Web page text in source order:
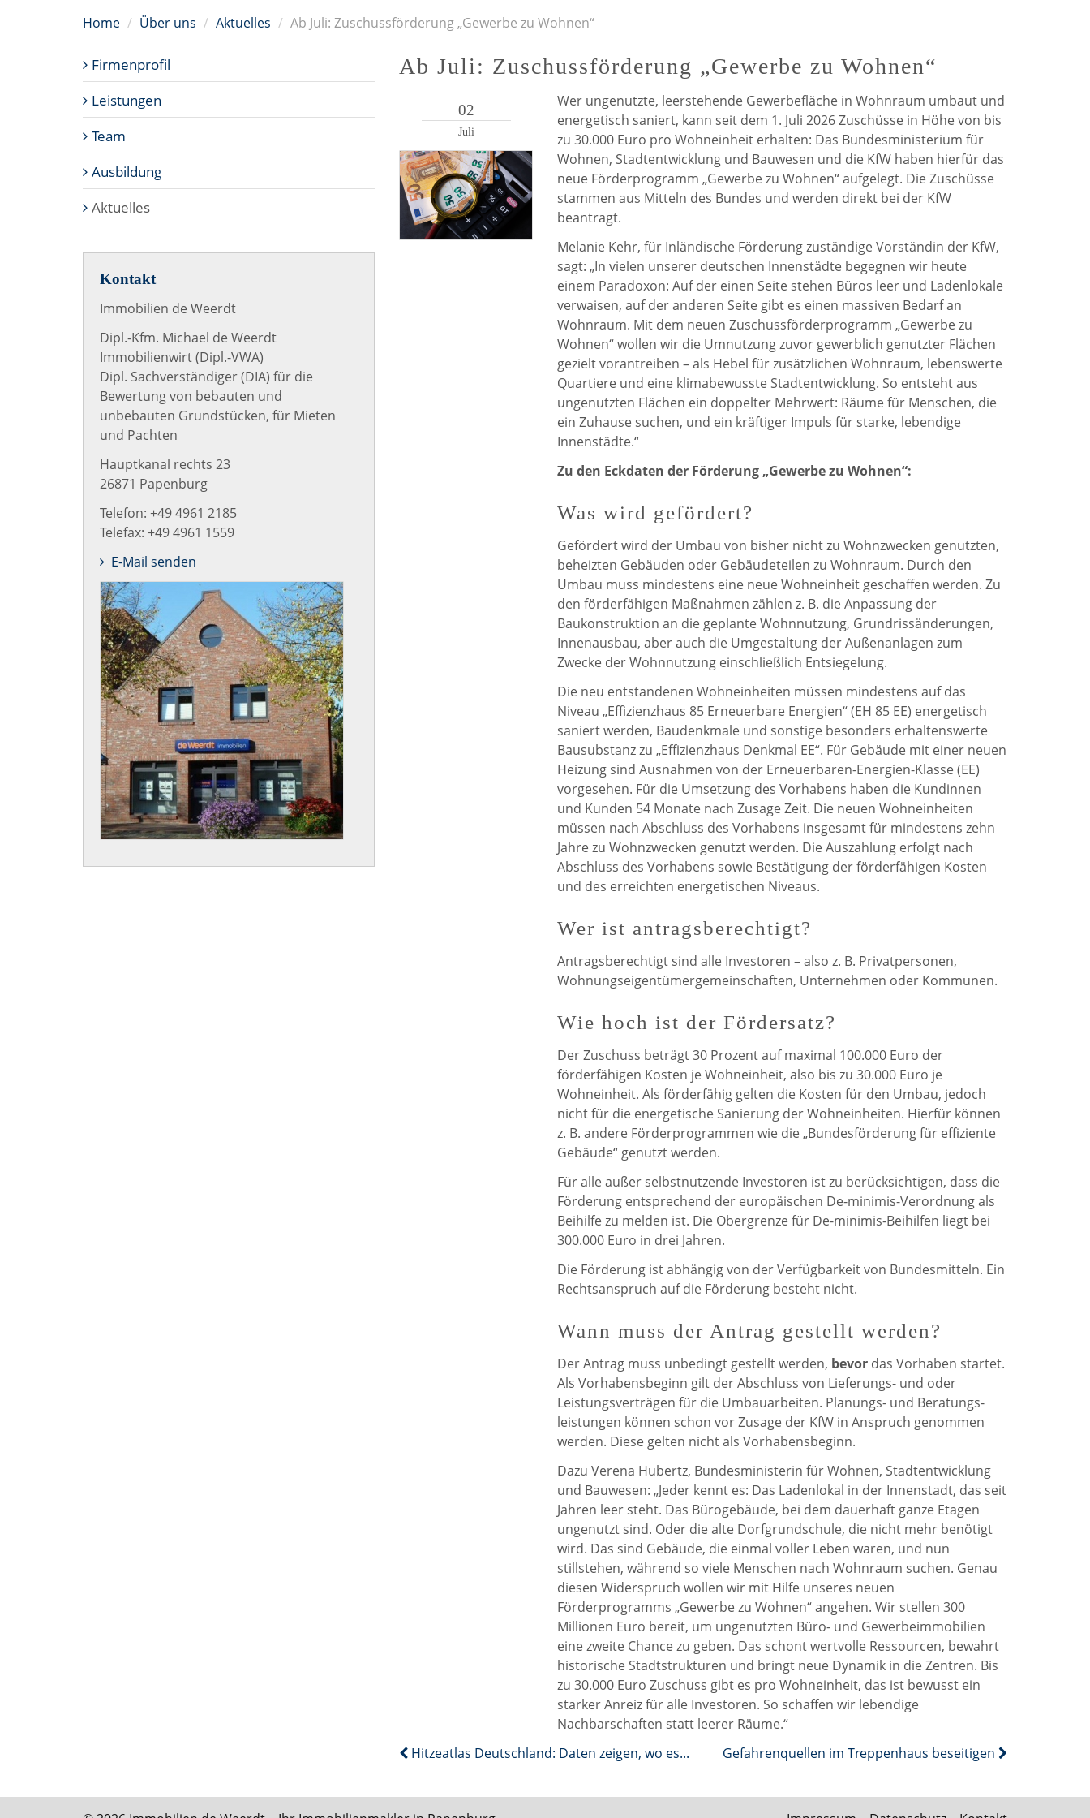
auf
Facebook
auf
Twitter
Home Über uns Aktuelles Ab Juli: Zuschussförderung „Gewerbe zu Wohnen“
Ab Juli: Zuschussförderung „Gewerbe zu Wohnen“
02
Juli
Wer ungenutzte, leerstehende Gewerbefläche in Wohnraum umbaut und
energetisch saniert, kann seit dem 1. Juli 2026 Zuschüsse in Höhe von bis
zu 30.000 Euro pro Wohneinheit erhalten: Das Bundesministerium für
Wohnen, Stadtentwicklung und Bauwesen und die KfW haben hierfür das
neue Förderprogramm „Gewerbe zu Wohnen“ aufgelegt. Die Zuschüsse
stammen aus Mitteln des Bundes und werden direkt bei der KfW
beantragt.
Melanie Kehr, für Inländische Förderung zuständige Vorständin der KfW,
sagt: „In vielen unserer deutschen Innenstädte begegnen wir heute
einem Paradoxon: Auf der einen Seite stehen Büros leer und Ladenlokale
verwaisen, auf der anderen Seite gibt es einen massiven Bedarf an
Wohnraum. Mit dem neuen Zuschussförderprogramm „Gewerbe zu
Wohnen“ wollen wir die Umnutzung zuvor gewerblich genutzter Flächen
gezielt vorantreiben – als Hebel für zusätzlichen Wohnraum, lebenswerte
Quartiere und eine klimabewusste Stadtentwicklung. So entsteht aus
ungenutzten Flächen ein doppelter Mehrwert: Räume für Menschen, die
ein Zuhause suchen, und ein kräftiger Impuls für starke, lebendige
Innenstädte.“
Zu den Eckdaten der Förderung „Gewerbe zu Wohnen“:
Was wird gefördert?
Gefördert wird der Umbau von bisher nicht zu Wohnzwecken genutzten,
beheizten Gebäuden oder Gebäudeteilen zu Wohnraum. Durch den
Umbau muss mindestens eine neue Wohneinheit geschaffen werden. Zu
den förderfähigen Maßnahmen zählen z. B. die Anpassung der
Baukonstruktion an die geplante Wohnnutzung, Grundrissänderungen,
Innenausbau, aber auch die Umgestaltung der Außenanlagen zum
Zwecke der Wohnnutzung einschließlich Entsiegelung.
Die neu entstandenen Wohneinheiten müssen mindestens auf das
Niveau „Effizienzhaus 85 Erneuerbare Energien“ (EH 85 EE) energetisch
saniert werden, Baudenkmale und sonstige besonders erhaltenswerte
Bausubstanz zu „Effizienzhaus Denkmal EE“. Für Gebäude mit einer neuen
Heizung sind Ausnahmen von der Erneuerbaren-Energien-Klasse (EE)
vorgesehen. Für die Umsetzung des Vorhabens haben die Kundinnen
und Kunden 54 Monate nach Zusage Zeit. Die neuen Wohn­einheiten
müssen nach Abschluss des Vorhabens insgesamt für mindestens zehn
Jahre zu Wohn­­zwecken genutzt werden. Die Auszahlung erfolgt nach
Abschluss des Vorhabens sowie Bestätigung der förderfähigen Kosten
und des erreichten energetischen Niveaus.
Wer ist antragsberechtigt?
Antragsberechtigt sind alle Investoren – also z. B. Privatpersonen,
Wohnungseigentümergemeinschaften, Unternehmen oder Kommunen.
Wie hoch ist der Fördersatz?
Der Zuschuss beträgt 30 Prozent auf maximal 100.000 Euro der
förderfähigen Kosten je Wohneinheit, also bis zu 30.000 Euro je
Wohneinheit. Als förderfähig gelten die Kosten für den Umbau, jedoch
nicht für die energetische Sanierung der Wohneinheiten. Hierfür können
z. B. andere Förderprogrammen wie die „Bundesförderung für effiziente
Gebäude“ genutzt werden.
Für alle außer selbstnutzende Investoren ist zu berücksichtigen, dass die
Förderung entsprechend der europäischen De-minimis-Verordnung als
Beihilfe zu melden ist. Die Obergrenze für De-minimis-Beihilfen liegt bei
300.000 Euro in drei Jahren.
Die Förderung ist abhängig von der Verfügbarkeit von Bundesmitteln. Ein
Rechtsanspruch auf die Förderung besteht nicht.
Wann muss der Antrag gestellt werden?
Der Antrag muss unbedingt gestellt werden, bevor das Vorhaben startet.
Als Vorhabens­beginn gilt der Abschluss von Lieferungs- und oder
Leistungs­verträgen für die Umbau­arbeiten. Planungs- und Beratungs­
leistungen können schon vor Zusage der KfW in Anspruch genommen
werden. Diese gelten nicht als Vorhabensbeginn.
Dazu Verena Hubertz, Bundesministerin für Wohnen, Stadtentwicklung
und Bauwesen: „Jeder kennt es: Das Ladenlokal in der Innenstadt, das seit
Jahren leer steht. Das Bürogebäude, bei dem dauerhaft ganze Etagen
ungenutzt sind. Oder die alte Dorfgrundschule, die nicht mehr benötigt
wird. Das sind Gebäude, die einmal voller Leben waren, und nun
stillstehen, während so viele Menschen nach Wohnraum suchen. Genau
diesen Widerspruch wollen wir mit Hilfe unseres neuen
Förderprogramms „Gewerbe zu Wohnen“ angehen. Wir stellen 300
Millionen Euro bereit, um ungenutzten Büro- und Gewerbeimmobilien
eine zweite Chance zu geben. Das schont wertvolle Ressourcen, bewahrt
historische Stadtstrukturen und bringt neue Dynamik in die Zentren. Bis
zu 30.000 Euro Zuschuss gibt es pro Wohneinheit, das ist bewusst ein
starker Anreiz für alle Investoren. So schaffen wir lebendige
Nachbarschaften statt leerer Räume.“
Hitzeatlas Deutschland: Daten zeigen, wo es am heißesten wird
Gefahrenquellen im Treppenhaus beseitigen
Firmenprofil
Leistungen
Team
Ausbildung
Aktuelles
Kontakt
Immobilien de Weerdt
Dipl.-Kfm. Michael de Weerdt
Immobilienwirt (Dipl.-VWA)
Dipl. Sachverständiger (DIA) für die
Bewertung von bebauten und
unbebauten Grundstücken, für Mieten
und Pachten
Hauptkanal rechts 23
26871 Papenburg
Telefon: +49 4961 2185
Telefax: +49 4961 1559
E-Mail senden